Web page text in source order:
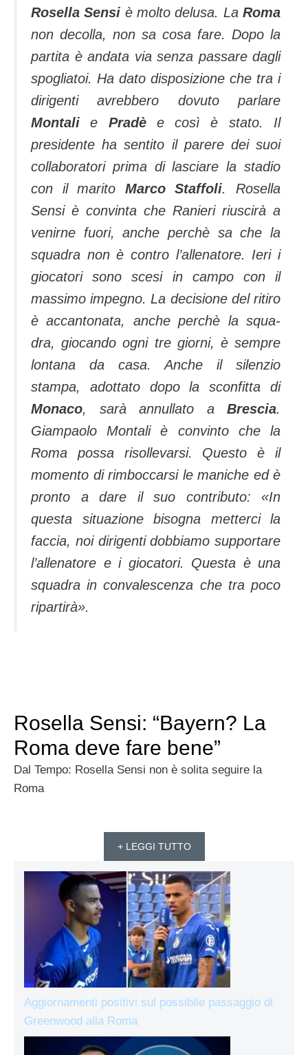
Rosella Sensi è molto delu­sa. LaRoma
non decolla, non sa cosa fare. Dopo la
partita è andata via sen­za passare dagli
spogliatoi. Ha dato disposizione che tra i
dirigenti avreb­bero dovuto parlare
Montali e Pradèe così è stato. Il
presidente ha sentito il parere dei suoi
collaboratori prima di lasciare la stadio
con il marito Marco Staffoli. Rosella
Sensi è con­vinta che Ranieri riuscirà a
venirne fuori, anche perchè sa che la
squa­dra non è contro l’allenatore. Ieri i
giocatori sono scesi in campo con il
massimo impegno. La decisione del ritiro
è accantonata, anche perchè la squa­
dra, giocando ogni tre giorni, è sempre
lon­tana da casa. Anche il silenzio
stampa, adot­tato dopo la sconfitta di
Monaco, sarà an­nullato a Brescia.
Giampaolo Montali è con­vinto che la
Roma possa risollevarsi. Questo è il
momento di rimboccarsi le maniche ed è
pron­to a dare il suo contri­buto: «In
questa si­tuazione bisogna metterci la
faccia, noi dirigenti dobbiamo supportare
l’allenato­re e i giocatori. Que­sta è una
squadra in convalescenza che tra poco
ripartirà».
Rosella Sensi: “Bayern? La
Roma deve fare bene”
Dal Tempo: Rosella Sensi non è solita seguire la
Roma
+ LEGGI TUTTO
Aggiornamenti positivi sul possibile passaggio di
Greenwood alla Roma